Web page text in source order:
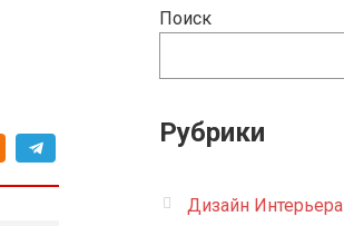
Поиск
Рубрики
Дизайн Интерьера